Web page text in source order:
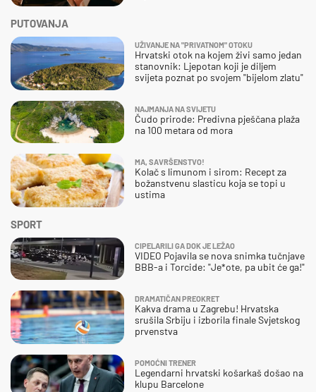
SPORT
CIPELARILI GA DOK JE LEŽAO
VIDEO Pojavila se nova snimka tučnjave
BBB-a i Torcide: "Je*ote, pa ubit će ga!"
DRAMATIČAN PREOKRET
Kakva drama u Zagrebu! Hrvatska
srušila Srbiju i izborila finale Svjetskog
prvenstva
POMOĆNI TRENER
Legendarni hrvatski košarkaš došao na
klupu Barcelone
PUTOVANJA
UŽIVANJE NA "PRIVATNOM" OTOKU
Hrvatski otok na kojem živi samo jedan
stanovnik: Ljepotan koji je diljem
svijeta poznat po svojem "bijelom zlatu"
NAJMANJA NA SVIJETU
Čudo prirode: Predivna pješčana plaža
na 100 metara od mora
MA, SAVRŠENSTVO!
Kolač s limunom i sirom: Recept za
božanstvenu slasticu koja se topi u
ustima